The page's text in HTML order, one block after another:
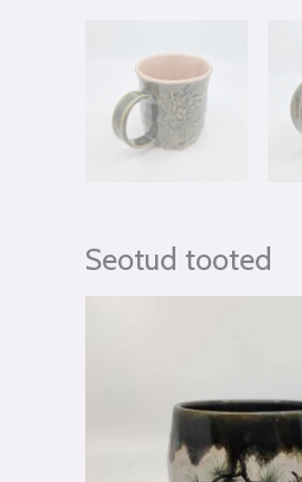
Seotud tooted